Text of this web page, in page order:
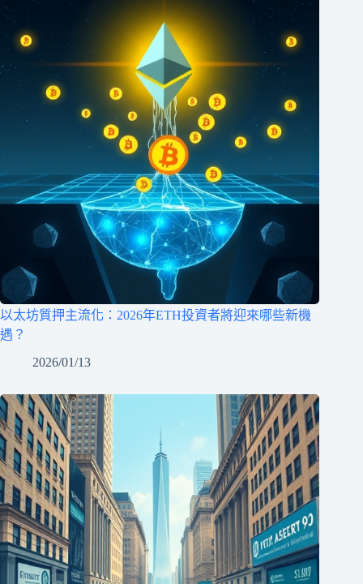
以太坊質押主流化：2026年ETH投資者將迎來哪些新機
遇？
2026/01/13